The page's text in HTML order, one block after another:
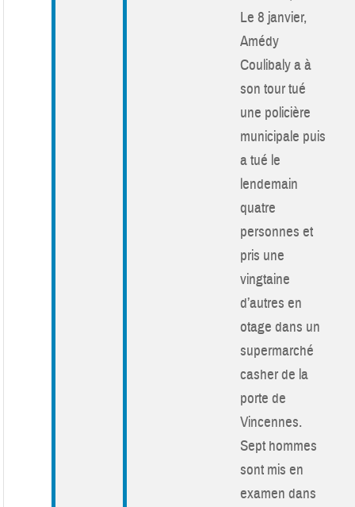
Le 8 janvier,
Amédy
Coulibaly a à
son tour tué
une policière
municipale puis
a tué le
lendemain
quatre
personnes et
pris une
vingtaine
d’autres en
otage dans un
supermarché
casher de la
porte de
Vincennes.
Sept hommes
sont mis en
examen dans